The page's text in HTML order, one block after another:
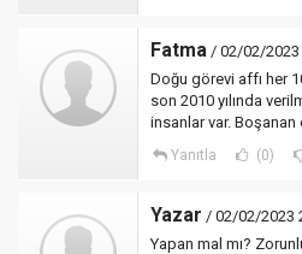
Fatma / 02/02/2023
Doğu görevi affı her
son 2010 yılında
insanlar var.
Yanıtla (0)
Yazar / 02/02/2023
Yapan mal mı?